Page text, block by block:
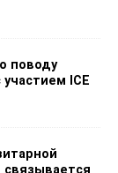
поводу
ICE
связывается